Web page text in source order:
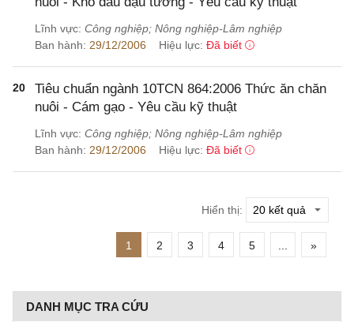
Lĩnh vực: Công nghiệp; Nông nghiệp-Lâm nghiệp
Ban hành: 29/12/2006 Hiệu lực: Đã biết
20
Tiêu chuẩn ngành 10TCN 864:2006 Thức ăn chăn
nuôi - Cám gạo - Yêu cầu kỹ thuật
Lĩnh vực: Công nghiệp; Nông nghiệp-Lâm nghiệp
Ban hành: 29/12/2006 Hiệu lực: Đã biết
Hiển thị:
1 2 3 4 5 »
DANH MỤC TRA CỨU